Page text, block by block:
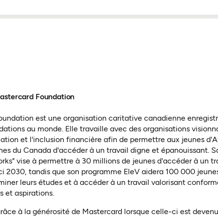
Foundation
est une organisation caritative canadienne
au monde. Elle travaille avec des organisations
et l'inclusion financière afin de permettre aux jeunes
du Canada d'accéder à un travail digne et épanouissant.
vise à permettre à 30 millions de jeunes d'accéder à un
2030, tandis que son programme EleV aidera 100 000
leurs études et à accéder à un travail valorisant
et aspirations.
à la générosité de Mastercard lorsque celle-ci est